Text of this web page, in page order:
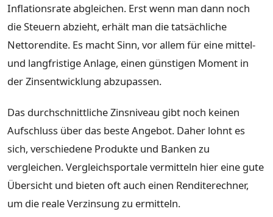
Inflationsrate abgleichen. Erst wenn man dann noch
die Steuern abzieht, erhält man die tatsächliche
Nettorendite. Es macht Sinn, vor allem für eine mittel-
und langfristige Anlage, einen günstigen Moment in
der Zinsentwicklung abzupassen.
Das durchschnittliche Zinsniveau gibt noch keinen
Aufschluss über das beste Angebot. Daher lohnt es
sich, verschiedene Produkte und Banken zu
vergleichen. Vergleichsportale vermitteln hier eine gute
Übersicht und bieten oft auch einen Renditerechner,
um die reale Verzinsung zu ermitteln.